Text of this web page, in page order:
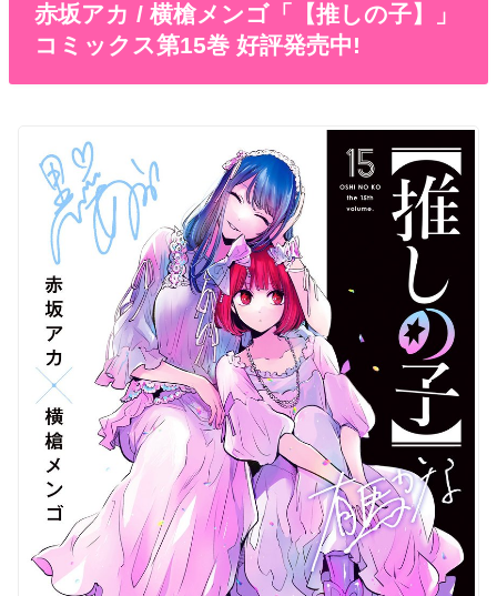
赤坂アカ / 横槍メンゴ「【推しの子】」
コミックス第15巻 好評発売中!